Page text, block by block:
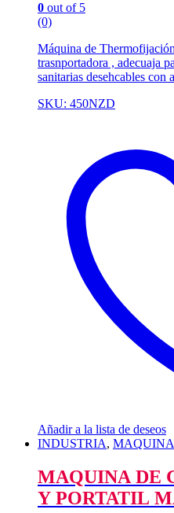
0 out of 5
(0)
Máquina de
trasnportadora , adecuaja
sanitarias desehcables con
SKU: 450NZD
Añadir a la lista de deseos
INDUSTRIA,
MAQUINA DE
Y PORTATIL